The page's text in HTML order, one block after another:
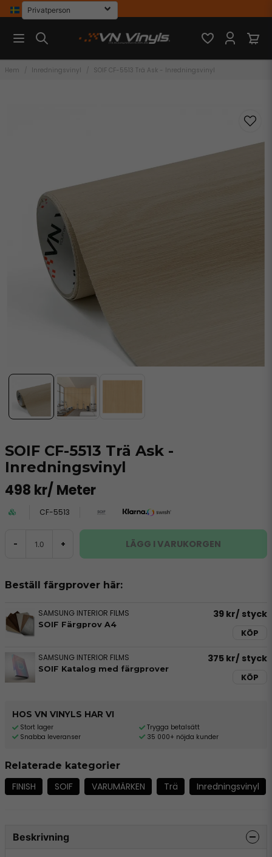
Hem Inredningsvinyl SOIF CF-5513 Trä Ask - Inredningsvinyl
SOIF CF-5513 Trä Ask -
Inredningsvinyl
498 kr/ Meter
CF-5513
- + LÄGG I VARUKORGEN
Beställ färgprover här:
SAMSUNG INTERIOR FILMS
SOIF Färgprov A4
39 kr/ styck
KÖP
SAMSUNG INTERIOR FILMS
SOIF Katalog med färgprover
375 kr/ styck
KÖP
HOS VN VINYLS HAR VI
Stort lager
Snabba leveranser
Trygga betalsätt
35 000+ nöjda kunder
Relaterade kategorier
FINISH SOIF VARUMÄRKEN Trä Inredningsvinyl
Beskrivning